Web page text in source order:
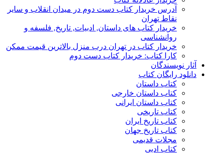
آدرس خریدار کتاب دست دوم در میدان انقلاب و سایر
نقاط تهران
خریدار کتاب های داستان, ادبیات, تاریخ, فلسفه و
روانشناسی
خریدار کتاب در تهران درب منزل بالاترین قیمت ممکن
کارا کتاب: خریدار کتاب دست دوم
آثار نویسندگان
دانلود رایگان کتاب
کتاب داستان
کتاب داستان خارجی
کتاب داستان ایرانی
کتاب تاریخی
کتاب تاریخ ایران
کتاب تاریخ جهان
مجلات قدیمی
کتاب ادبی